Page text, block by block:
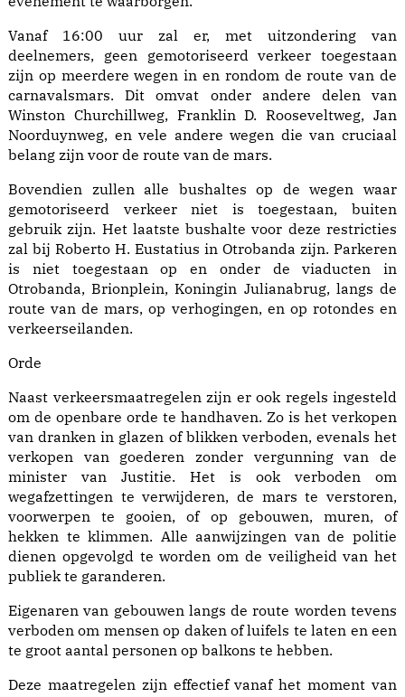
Vanaf 16:00 uur zal er, met uitzondering van
deelnemers, geen gemotoriseerd verkeer toegestaan
zijn op meerdere wegen in en rondom de route van de
carnavalsmars. Dit omvat onder andere delen van
Winston Churchillweg, Franklin D. Rooseveltweg, Jan
Noorduynweg, en vele andere wegen die van cruciaal
belang zijn voor de route van de mars.
Bovendien zullen alle bushaltes op de wegen waar
gemotoriseerd verkeer niet is toegestaan, buiten
gebruik zijn. Het laatste bushalte voor deze restricties
zal bij Roberto H. Eustatius in Otrobanda zijn. Parkeren
is niet toegestaan op en onder de viaducten in
Otrobanda, Brionplein, Koningin Julianabrug, langs de
route van de mars, op verhogingen, en op rotondes en
verkeerseilanden.
Orde
Naast verkeersmaatregelen zijn er ook regels ingesteld
om de openbare orde te handhaven. Zo is het verkopen
van dranken in glazen of blikken verboden, evenals het
verkopen van goederen zonder vergunning van de
minister van Justitie. Het is ook verboden om
wegafzettingen te verwijderen, de mars te verstoren,
voorwerpen te gooien, of op gebouwen, muren, of
hekken te klimmen. Alle aanwijzingen van de politie
dienen opgevolgd te worden om de veiligheid van het
publiek te garanderen.
Eigenaren van gebouwen langs de route worden tevens
verboden om mensen op daken of luifels te laten en een
te groot aantal personen op balkons te hebben.
Deze maatregelen zijn effectief vanaf het moment van